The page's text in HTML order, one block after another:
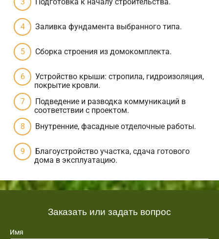
Заливка фундамента выбранного типа.
Сборка строения из домокомплекта.
Устройство крыши: стропила, гидроизоляция,
покрытие кровли.
Подведение и разводка коммуникаций в
соответствии с проектом.
Внутренние, фасадные отделочные работы.
Благоустройство участка, сдача готового
дома в эксплуатацию.
Заказать или задать вопрос
Имя